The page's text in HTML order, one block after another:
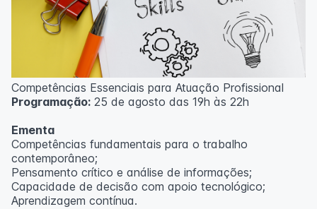
Competências Essenciais para Atuação Profissional
Programação: 25 de agosto das 19h às 22h
Ementa
Competências fundamentais para o trabalho
contemporâneo;
Pensamento crítico e análise de informações;
Capacidade de decisão com apoio tecnológico;
Aprendizagem contínua.